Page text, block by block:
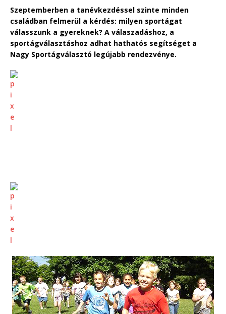
Szeptemberben a tanévkezdéssel szinte minden
családban felmerül a kérdés: milyen sportágat
válasszunk a gyereknek? A válaszadáshoz, a
sportágválasztáshoz adhat hathatós segítséget a
Nagy Sportágválasztó legújabb rendezvénye.